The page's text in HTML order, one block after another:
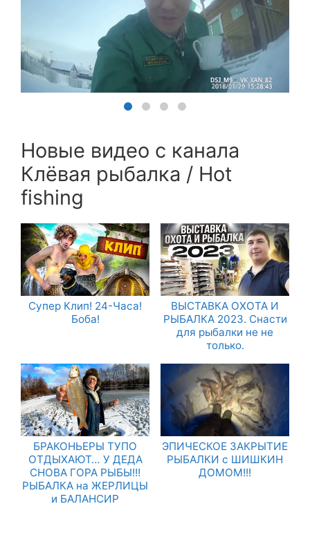
Новые видео с канала
Клёвая рыбалка / Hot
fishing
Супер Клип! 24-Часа!
Боба!
ВЫСТАВКА ОХОТА И
РЫБАЛКА 2023. Снасти
для рыбалки не не
только.
БРАКОНЬЕРЫ ТУПО
ОТДЫХАЮТ… У ДЕДА
СНОВА ГОРА РЫБЫ!!!
РЫБАЛКА на ЖЕРЛИЦЫ
и БАЛАНСИР
ЭПИЧЕСКОЕ ЗАКРЫТИЕ
РЫБАЛКИ с ШИШКИН
ДОМОМ!!!